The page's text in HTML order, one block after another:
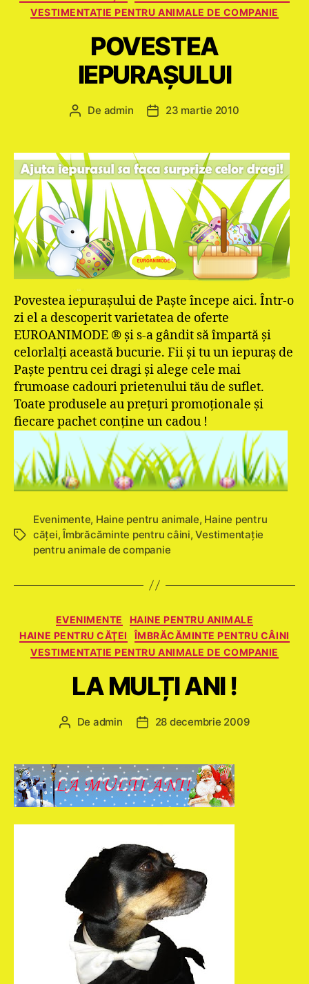
VESTIMENTAȚIE PENTRU ANIMALE DE COMPANIE
POVESTEA
IEPURAȘULUI
Autor
De admin
Dată23 martie 2010
Povestea iepurașului de Paște începe aici. Într-o
zi el a descoperit varietatea de oferte
EUROANIMODE ® și s-a gândit să împartă și
celorlalți această bucurie. Fii și tu un iepuraș de
Paște pentru cei dragi și alege cele mai
frumoase cadouri prietenului tău de suflet.
Toate produsele au prețuri promoționale și
fiecare pachet conține un cadou !
Etichete
Evenimente, Haine pentru animale, Haine pentru
căţei,Îmbrăcăminte pentru câini,Vestimentație
pentru animale de companie
Categorii
EVENIMENTE
HAINE PENTRU ANIMALE
HAINE PENTRU CĂŢEI
ÎMBRĂCĂMINTE PENTRU CÂINI
VESTIMENTAȚIE PENTRU ANIMALE DE COMPANIE
LA MULȚI ANI !
Autor
De admin
Dată28 decembrie 2009